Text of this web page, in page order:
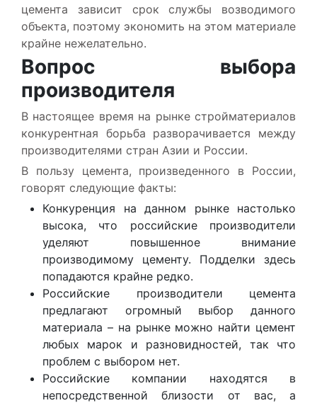
цемента зависит срок службы возводимого
объекта, поэтому экономить на этом материале
крайне нежелательно.
Вопрос выбора
производителя
В настоящее время на рынке стройматериалов
конкурентная борьба разворачивается между
производителями стран Азии и России.
В пользу цемента, произведенного в России,
говорят следующие факты:
Конкуренция на данном рынке настолько
высока, что российские производители
уделяют повышенное внимание
производимому цементу. Подделки здесь
попадаются крайне редко.
Российские производители цемента
предлагают огромный выбор данного
материала – на рынке можно найти цемент
любых марок и разновидностей, так что
проблем с выбором нет.
Российские компании находятся в
непосредственной близости от вас, а